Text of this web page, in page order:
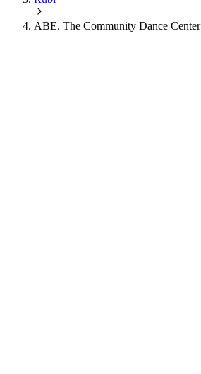
ABE. The Community Dance Center